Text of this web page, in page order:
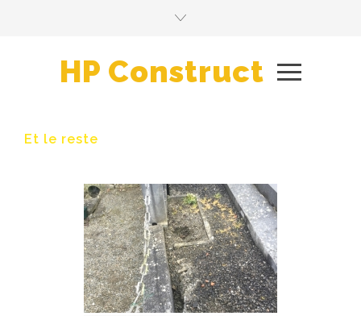
HP Construct
Et le reste